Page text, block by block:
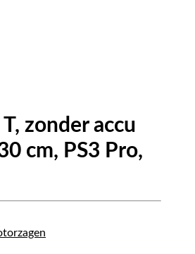
zonder accu
cm, PS3 Pro,